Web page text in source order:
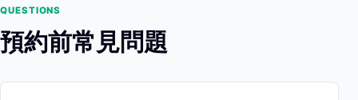
QUESTIONS
預約前常見問題